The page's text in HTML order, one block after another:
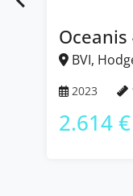
Dufour
BVI,
2023
2.599 €